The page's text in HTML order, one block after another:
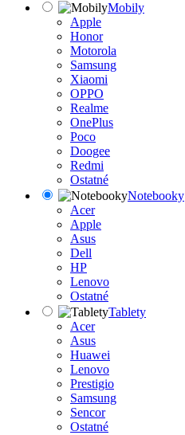
Mobily
Apple
Honor
Motorola
Samsung
Xiaomi
OPPO
Realme
OnePlus
Poco
Doogee
Redmi
Ostatné
Notebooky
Acer
Apple
Asus
Dell
HP
Lenovo
Ostatné
Tablety
Acer
Asus
Huawei
Lenovo
Prestigio
Samsung
Sencor
Ostatné